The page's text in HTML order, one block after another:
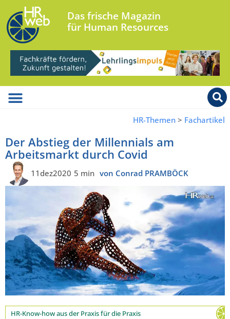
Das frische Magazin
für Human Resources
HR-Themen > Fachartikel
Der Abstieg der Millennials am
Arbeitsmarkt durch Covid
11dez2020 5 min von Conrad PRAMBÖCK
HR-Know-how aus der Praxis für die Praxis